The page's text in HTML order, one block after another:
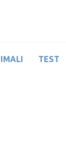
TEST